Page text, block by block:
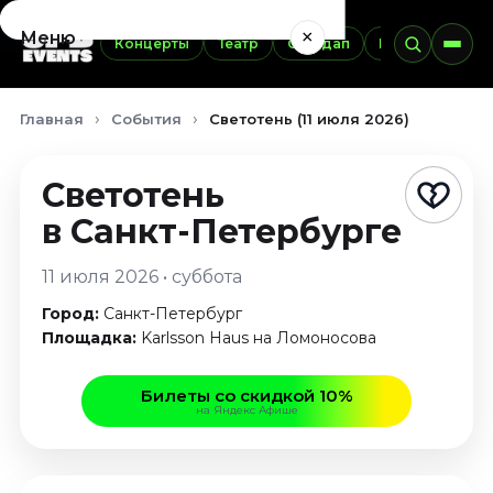
Концерты Театр Стендап Выставки
Меню ×
Октябрь 2026
Ноябрь 2026
Декабрь 2026
Январь 2027
Театр
Сентябрь 2026
Октябрь 2026
Главная События Светотень (11 июля 2026)
Светотень
в Санкт-Петербурге
11 июля 2026 • суббота
Город: Санкт-Петербург
Площадка: Karlsson Haus на Ломоносова
Билеты со скидкой 10%
на Яндекс Афише